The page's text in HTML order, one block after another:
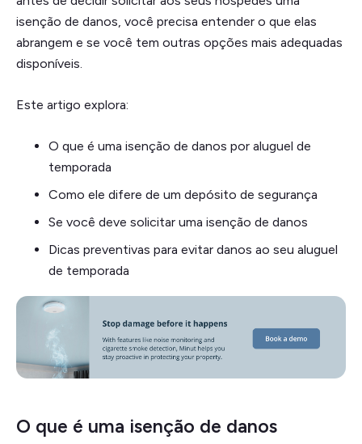
isenção de danos, você precisa entender o que elas
abrangem e se você tem outras opções mais adequadas
disponíveis.
Este artigo explora:
O que é uma isenção de danos por aluguel de
temporada
Como ele difere de um depósito de segurança
Se você deve solicitar uma isenção de danos
Dicas preventivas para evitar danos ao seu aluguel
de temporada
O que é uma isenção de danos